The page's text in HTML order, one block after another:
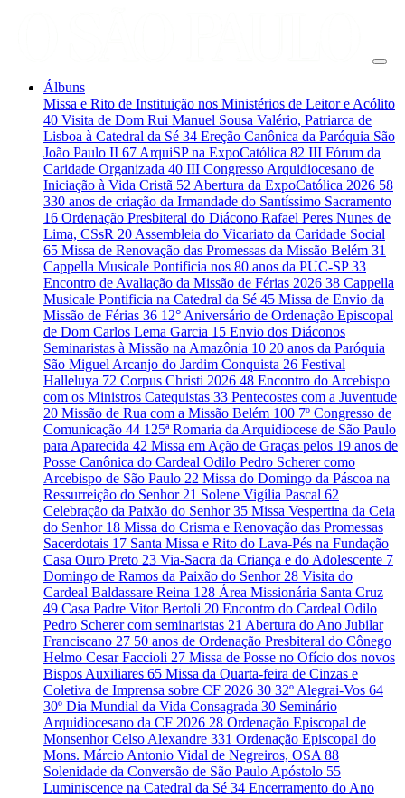
Álbuns
Missa e Rito de Instituição nos Ministérios de Leitor e Acólito
40 Visita de Dom Rui Manuel Sousa Valério, Patriarca de
Lisboa à Catedral da Sé 34 Ereção Canônica da Paróquia São
João Paulo II 67 ArquiSP na ExpoCatólica 82 III Fórum da
Caridade Organizada 40 III Congresso Arquidiocesano de
Iniciação à Vida Cristã 52 Abertura da ExpoCatólica 2026 58
330 anos de criação da Irmandade do Santíssimo Sacramento
16 Ordenação Presbiteral do Diácono Rafael Peres Nunes de
Lima, CSsR 20 Assembleia do Vicariato da Caridade Social
65 Missa de Renovação das Promessas da Missão Belém 31
Cappella Musicale Pontificia nos 80 anos da PUC-SP33
Encontro de Avaliação da Missão de Férias 2026 38 Cappella
Musicale Pontificia na Catedral da Sé 45 Missa de Envio da
Missão de Férias 36 12° Aniversário de Ordenação Episcopal
de Dom Carlos Lema Garcia 15 Envio dos Diáconos
Seminaristas à Missão na Amazônia 10 20 anos da Paróquia
São Miguel Arcanjo do Jardim Conquista 26 Festival
Halleluya 72 Corpus Christi 2026 48 Encontro do Arcebispo
com os Ministros Catequistas 33 Pentecostes com a Juventude
20 Missão de Rua com a Missão Belém 100 7º Congresso de
Comunicação 44 125ª Romaria da Arquidiocese de São Paulo
para Aparecida 42 Missa em Ação de Graças pelos 19 anos de
Posse Canônica do Cardeal Odilo Pedro Scherer como
Arcebispo de São Paulo 22 Missa do Domingo da Páscoa na
Ressurreição do Senhor 21 Solene Vigília Pascal 62
Celebração da Paixão do Senhor35 Missa Vespertina da Ceia
do Senhor 18 Missa do Crisma e Renovação das Promessas
Sacerdotais 17 Santa Missa e Rito do Lava-Pés na Fundação
Casa Ouro Preto 23 Via-Sacra da Criança e do Adolescente 7
Domingo de Ramos da Paixão do Senhor 28 Visita do
Cardeal Baldassare Reina 128 Área Missionária Santa Cruz
49 Casa Padre Vitor Bertoli 20 Encontro do Cardeal Odilo
Pedro Scherer com seminaristas 21 Abertura do Ano Jubilar
Franciscano 27 50 anos de Ordenação Presbiteral do Cônego
Helmo Cesar Faccioli 27 Missa de Posse no Ofício dos novos
Bispos Auxiliares 65 Missa da Quarta-feira de Cinzas e
Coletiva de Imprensa sobre CF 2026 30 32º Alegrai-Vos 64
30º Dia Mundial da Vida Consagrada 30 Seminário
Arquidiocesano da CF 2026 28 Ordenação Episcopal de
Monsenhor Celso Alexandre 331 Ordenação Episcopal do
Mons. Márcio Antonio Vidal de Negreiros, OSA 88
Solenidade da Conversão de São Paulo Apóstolo 55
Luminiscence na Catedral da Sé 34 Encerramento do Ano